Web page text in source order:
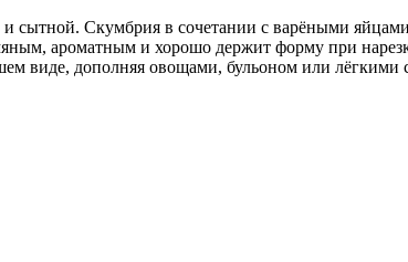
сытной. Скумбрия в сочетании с варёными
ароматным и хорошо держит форму при
виде, дополняя овощами, бульоном или